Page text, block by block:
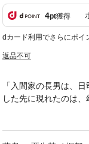
4pt獲得
dカード利用でさらにポイ
返品不可
「入間家の長男は、
した先に現れたのは
らわれて、嫁になれ